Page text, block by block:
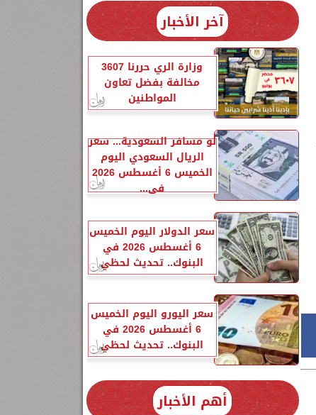
آخر الأخبار
وزارة الري حررنا 3607
مخالفة بفضل تعاون
المواطنين
لو مسافر السعودية... سعر
الريال السعودي اليوم
الخميس 6 أغسطس 2026
في...
سعر الدولار اليوم الخميس
6 أغسطس 2026 في
البنوك.. تحديث لحظي
سعر اليورو اليوم الخميس
6 أغسطس 2026 في
البنوك.. تحديث لحظي
أهم الأخبار